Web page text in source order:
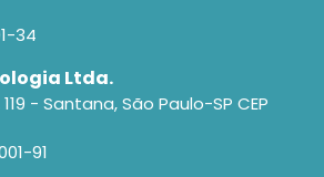
34
Ltda.
- Santana, São Paulo-SP CEP
91